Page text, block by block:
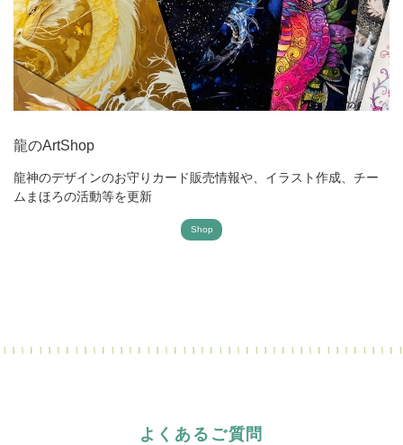
龍のArtShop
龍神のデザインのお守りカード販売情報や、イラスト作成、チー
ムまほろの活動等を更新
Shop
よくあるご質問